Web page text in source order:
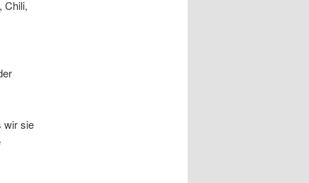
Chili,
wir sie